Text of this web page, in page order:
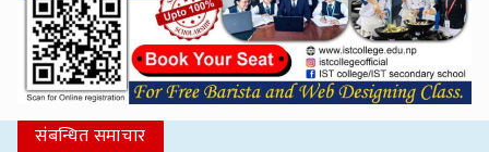
संबन्धित समाचार